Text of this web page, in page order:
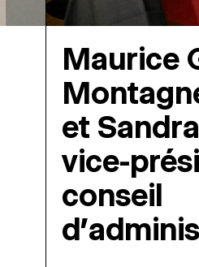
Maurice
et
vice-
conseil